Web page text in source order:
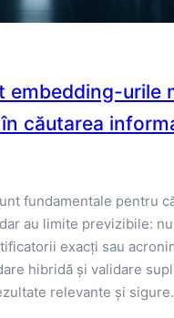
embedding-urile
căutarea
fundamentale pentru
au limite previzibile:
exacți sau
hibridă și validare
relevante și sigure.